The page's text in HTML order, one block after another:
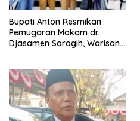
Bupati Anton Resmikan
Pemugaran Makam dr.
Djasamen Saragih, Warisan
Mendatang